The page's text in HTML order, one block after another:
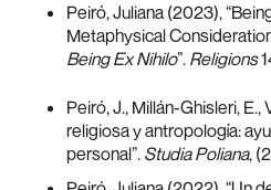
Peiró, Juliana (2023),
Metaphysical
Being Ex Nihilo”. Religions
Peiró, J., Millán-Ghisleri,
religiosa y antropología:
personal”. Studia Poliana,